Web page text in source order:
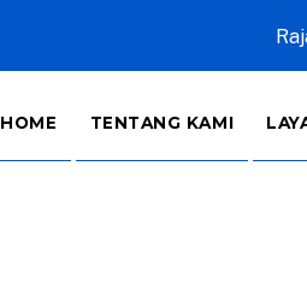
HOME TENTANG KAMI